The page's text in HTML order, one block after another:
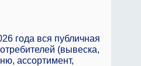
года вся публичная
(вывеска,
ассортимент,